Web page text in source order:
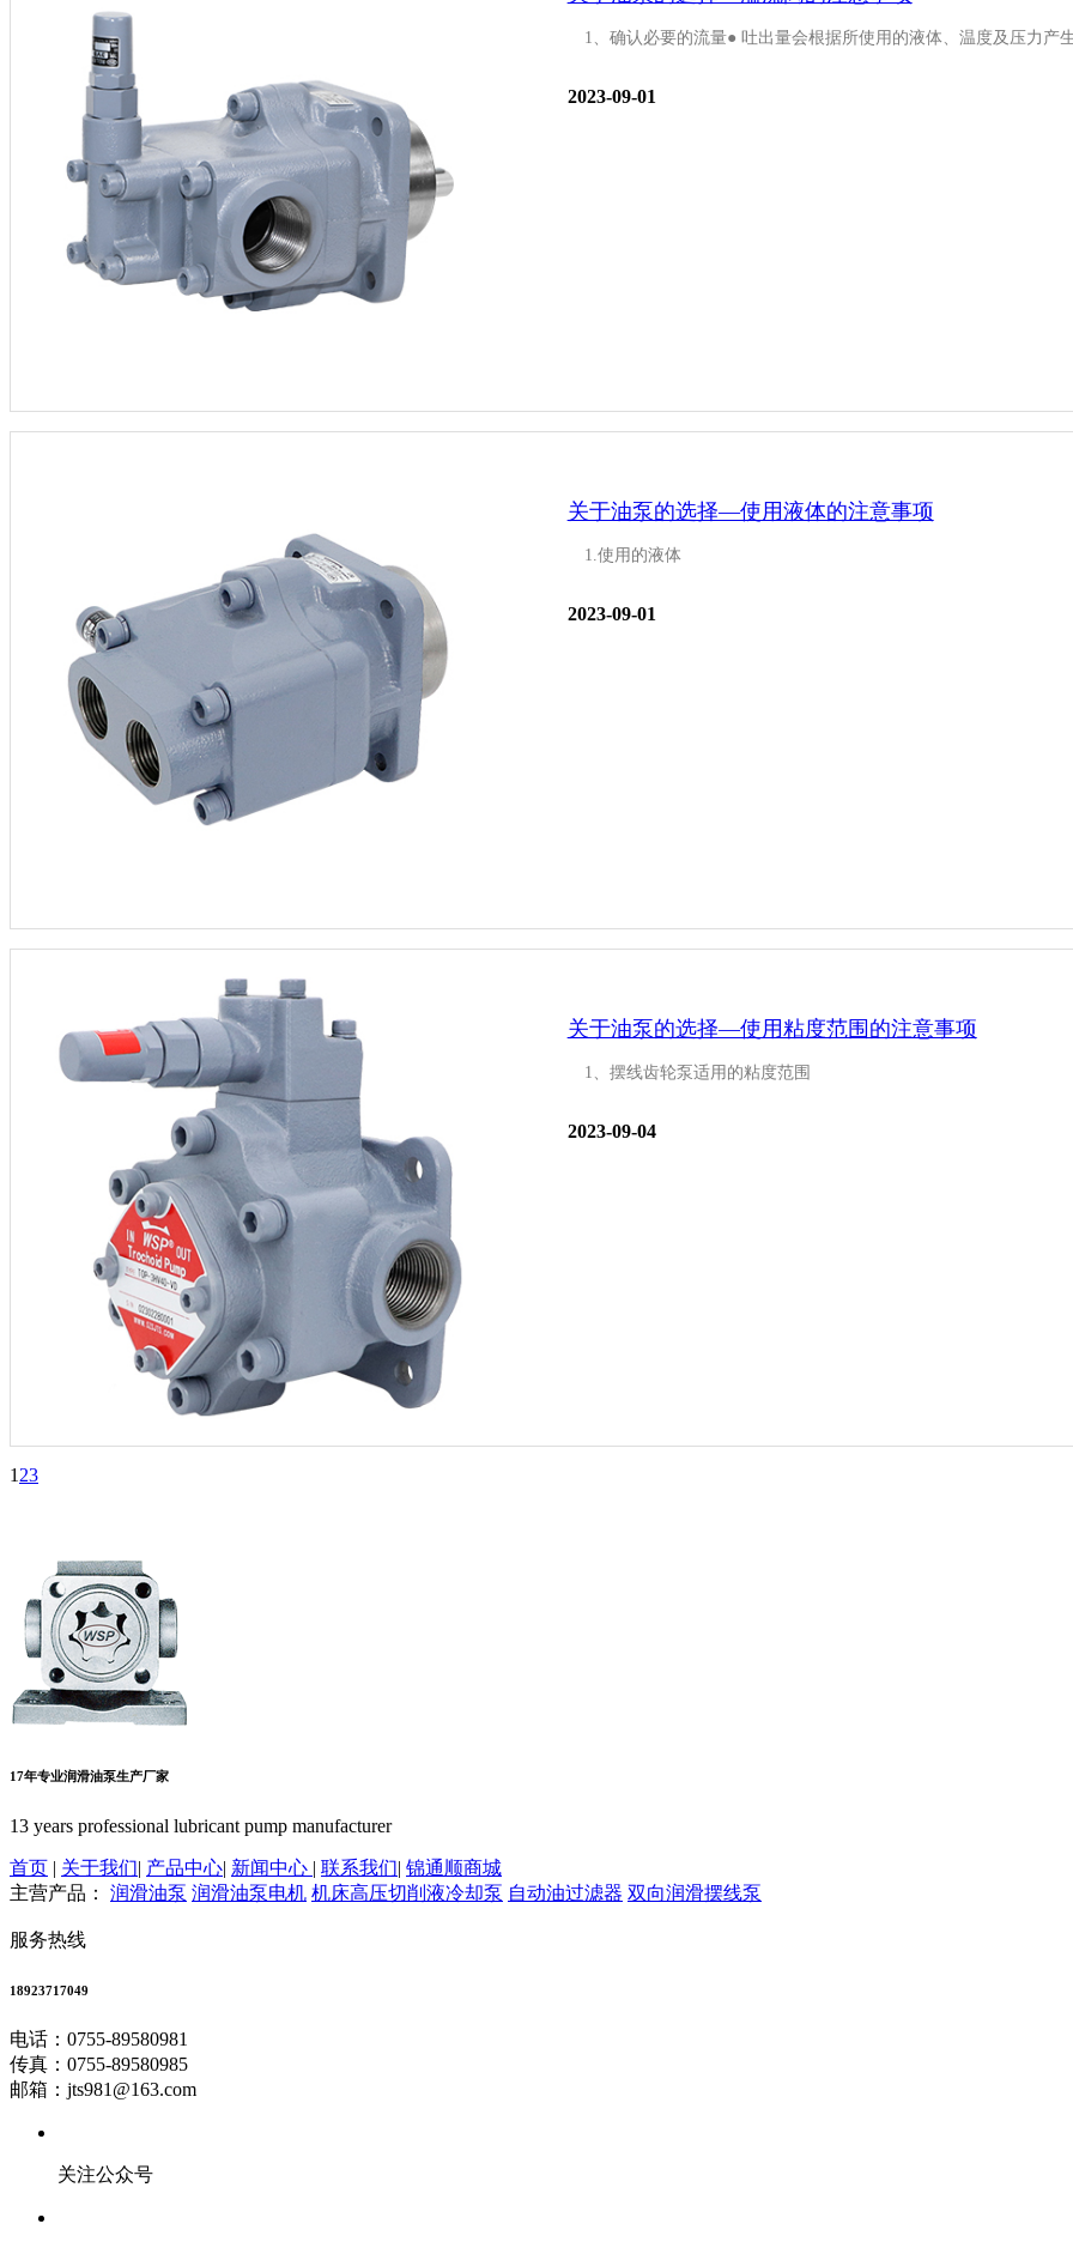
1、确认必要的流量● 吐出量会根据所使用的液体、温度及压力产
2023-09-01
关于油泵的选择—使用液体的注意事项
1.使用的液体
2023-09-01
关于油泵的选择—使用粘度范围的注意事项
1、摆线齿轮泵适用的粘度范围
2023-09-04
1 23
17年专业润滑油泵生产厂家
13 years professional lubricant pump manufacturer
首页 | 关于我们| 产品中心| 新闻中心 | 联系我们| 锦通顺商城
主营产品： 润滑油泵 润滑油泵电机 机床高压切削液冷却泵 自动油过滤器 双向润滑摆线泵
服务热线
18923717049
电话：0755-89580981
传真：0755-89580985
邮箱：jts981@163.com
关注公众号